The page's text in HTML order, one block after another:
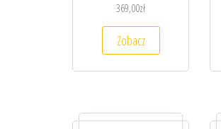
369,00zł
Zobacz